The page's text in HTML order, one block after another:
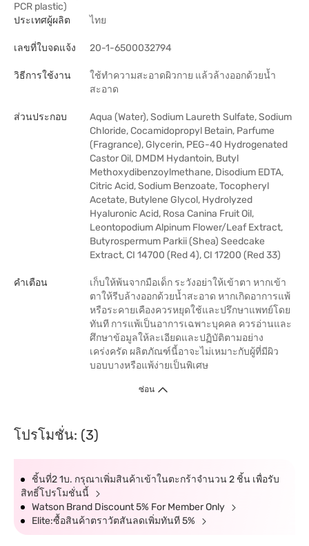
PCR plastic)
ประเทศผู้ผลิต
ไทย
เลขที่ใบจดแจ้ง 20-1-6500032794
วิธีการใช้งาน
ใช้ทำความสะอาดผิวกาย แล้วล้างออกด้วยน้ำ
สะอาด
ส่วนประกอบ
Aqua (Water), Sodium Laureth Sulfate, Sodium
Chloride, Cocamidopropyl Betain, Parfume
(Fragrance), Glycerin, PEG-40 Hydrogenated
Castor Oil, DMDM Hydantoin, Butyl
Methoxydibenzoylmethane, Disodium EDTA,
Citric Acid, Sodium Benzoate, Tocopheryl
Acetate, Butylene Glycol, Hydrolyzed
Hyaluronic Acid, Rosa Canina Fruit Oil,
Leontopodium Alpinum Flower/Leaf Extract,
Butyrospermum Parkii (Shea) Seedcake
Extract, CI 14700 (Red 4), CI 17200 (Red 33)
คำเตือน
เก็บให้พ้นจากมือเด็ก ระวังอย่าให้เข้าตา หากเข้า
ตาให้รีบล้างออกด้วยน้ำสะอาด หากเกิดอาการแพ้
หรือระคายเคืองควรหยุดใช้และปรึกษาแพทย์โดย
ทันที การแพ้เป็นอาการเฉพาะบุคคล ควรอ่านและ
ศึกษาข้อมูลให้ละเอียดและปฏิบัติตามอย่าง
เคร่งครัด ผลิตภัณฑ์นี้อาจะไม่เหมาะกับผู้ที่มีผิว
บอบบางหรือแพ้ง่ายเป็นพิเศษ
ซ่อน
โปรโมชั่น: (3)
ชิ้นที่2 1บ. กรุณาเพิ่มสินค้าเข้าในตะกร้าจำนวน 2 ชิ้น เพื่อรับ
สิทธิ์โปรโมชั่นนี้
Watson Brand Discount 5% For Member Only
Elite:ซื้อสินค้าตราวัตสันลดเพิ่มทันที 5%